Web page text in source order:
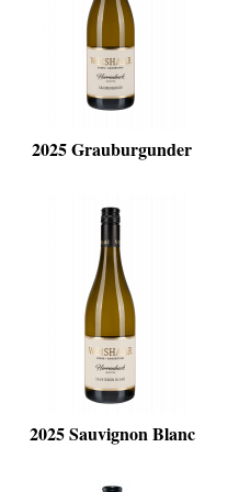
2025 Grauburgunder
2025 Sauvignon Blanc